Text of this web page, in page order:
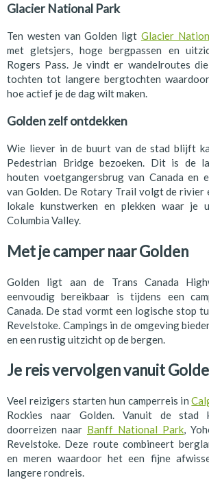
Glacier National Park
Ten westen van Golden ligt Glacier
met gletsjers, hoge bergpassen en
Rogers Pass. Je vindt er wandelroutes
tochten tot langere bergtochten
hoe actief je de dag wilt maken.
Golden zelf ontdekken
Wie liever in de buurt van de stad blijft
Pedestrian Bridge bezoeken. Dit is de
houten voetgangersbrug van Canada en
van Golden. De Rotary Trail volgt de rivier
lokale kunstwerken en plekken waar je
Columbia Valley.
Met je camper naar Golden
Golden ligt aan de Trans Canada
eenvoudig bereikbaar is tijdens een
Canada. De stad vormt een logische stop
Revelstoke. Campings in de omgeving
en een rustig uitzicht op de bergen.
Je reis vervolgen vanuit
Veel reizigers starten hun camperreis in
Rockies naar Golden. Vanuit de stad
doorreizen naar Banff National Park,
Revelstoke. Deze route combineert
en meren waardoor het een fijne
langere rondreis.